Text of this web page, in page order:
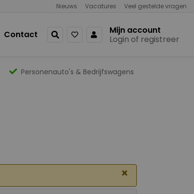
Nieuws Vacatures Veel gestelde vragen
Contact
Mijn account
Login of registreer
Personenauto's & Bedrijfswagens
×